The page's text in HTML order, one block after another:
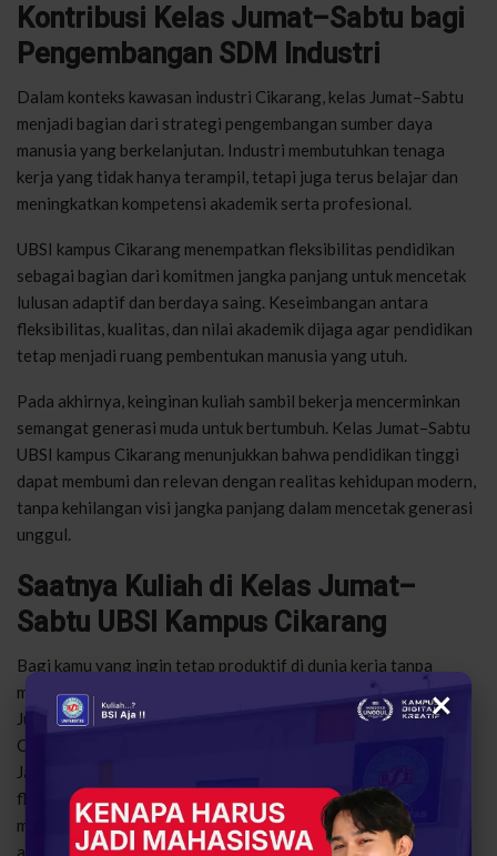
Kontribusi Kelas Jumat–Sabtu bagi
Pengembangan SDM Industri
Dalam konteks kawasan industri Cikarang, kelas Jumat–Sabtu
menjadi bagian dari strategi pengembangan sumber daya
manusia yang berkelanjutan. Industri membutuhkan tenaga
kerja yang tidak hanya terampil, tetapi juga terus belajar dan
meningkatkan kompetensi akademik serta profesional.
UBSI kampus Cikarang menempatkan fleksibilitas pendidikan
sebagai bagian dari komitmen jangka panjang untuk mencetak
lulusan adaptif dan berdaya saing. Keseimbangan antara
fleksibilitas, kualitas, dan nilai akademik dijaga agar pendidikan
tetap menjadi ruang pembentukan manusia yang utuh.
Pada akhirnya, keinginan kuliah sambil bekerja mencerminkan
semangat generasi muda untuk bertumbuh. Kelas Jumat–Sabtu
UBSI kampus Cikarang menunjukkan bahwa pendidikan tinggi
dapat membumi dan relevan dengan realitas kehidupan modern,
tanpa kehilangan visi jangka panjang dalam mencetak generasi
unggul.
Saatnya Kuliah di Kelas Jumat–
Sabtu UBSI Kampus Cikarang
Bagi kamu yang ingin tetap produktif di dunia kerja tanpa
meninggalkan kesempatan meraih pendidikan tinggi, kelas
Jumat–Sabtu UBSI kampus Cikarang yang beralamat di Jl.
Cibarusah Raya No.168, Pasirsari, Cikarang Selatan, Bekasi,
Jawa Barat, hadir sebagai solusi nyata. Pola perkuliahan
fleksibel ini dirancang untuk menyesuaikan ritme hidup pekerja
muda, sekaligus membuka ruang pengembangan diri secara
akademik dan profesional.
×